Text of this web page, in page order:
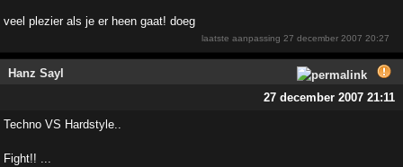
veel plezier als je er heen gaat! doeg
laatste aanpassing27 december 2007 20:27
Hanz Sayl
27 december 2007 21:11
Techno VS Hardstyle..
Fight!! ...